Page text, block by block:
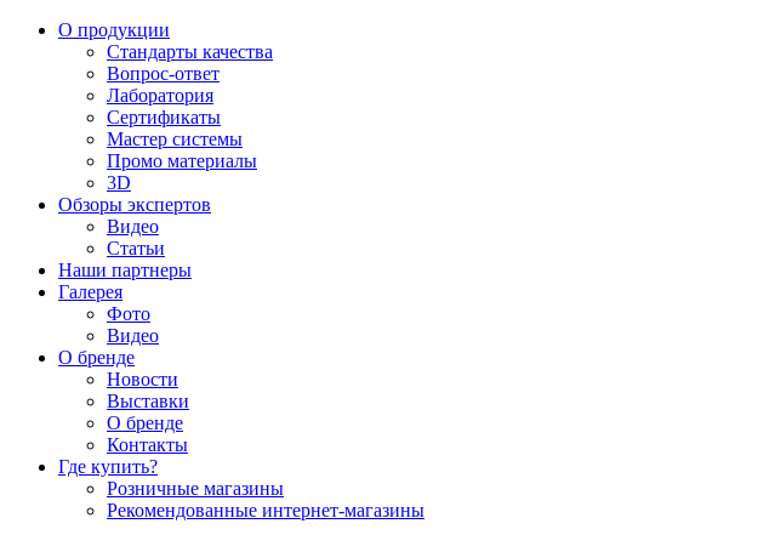
О продукции
Стандарты качества
Вопрос-ответ
Лаборатория
Сертификаты
Мастер системы
Промо материалы
3D
Обзоры экспертов
Видео
Статьи
Наши партнеры
Галерея
Фото
Видео
О бренде
Новости
Выставки
О бренде
Контакты
Где купить?
Розничные магазины
Рекомендованные интернет-магазины